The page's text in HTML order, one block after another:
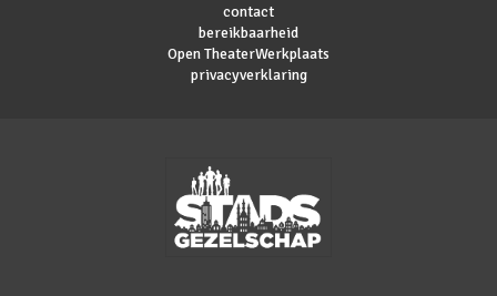
contact
bereikbaarheid
Open TheaterWerkplaats
privacyverklaring